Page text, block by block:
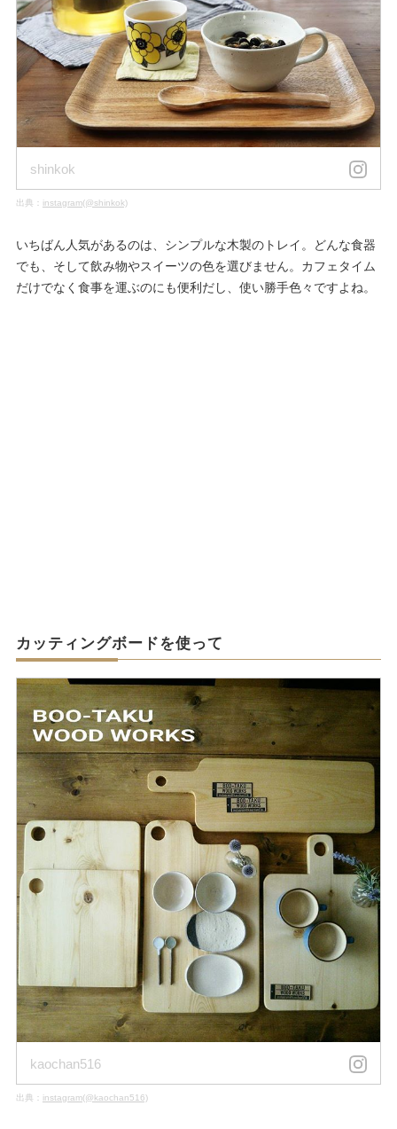
shinkok
出典： instagram(@shinkok)
いちばん人気があるのは、シンプルな木製のトレイ。どんな食器
でも、そして飲み物やスイーツの色を選びません。カフェタイム
だけでなく食事を運ぶのにも便利だし、使い勝手色々ですよね。
カッティングボードを使って
kaochan516
出典： instagram(@kaochan516)